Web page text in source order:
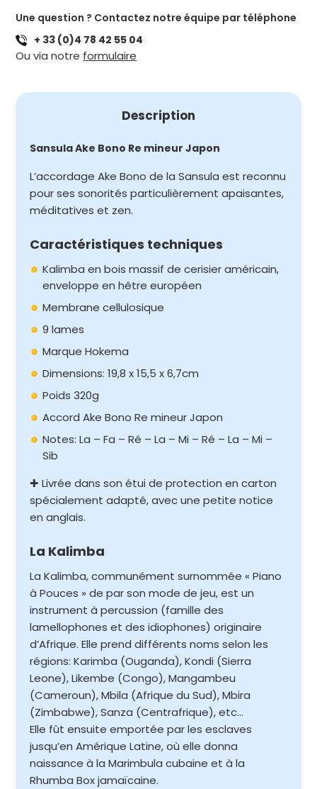
BONO
RE
MINEUR
Une question ? Contactez notre équipe par téléphone
+ 33 (0)4 78 42 55 04
Ou via notre formulaire
Description
Sansula Ake Bono Re mineur Japon
L’accordage Ake Bono de la Sansula est reconnu
pour ses sonorités particulièrement apaisantes,
méditatives et zen.
Caractéristiques techniques
Kalimba en bois massif de cerisier américain,
enveloppe en hêtre européen
Membrane cellulosique
9 lames
Marque Hokema
Dimensions: 19,8 x 15,5 x 6,7cm
Poids 320g
Accord Ake Bono Re mineur Japon
Notes: La – Fa – Ré – La – Mi – Ré – La – Mi –
Sib
✚ Livrée dans son étui de protection en carton
spécialement adapté, avec une petite notice
en anglais.
La Kalimba
La Kalimba, communément surnommée « Piano
à Pouces » de par son mode de jeu, est un
instrument à percussion (famille des
lamellophones et des idiophones) originaire
d’Afrique. Elle prend différents noms selon les
régions: Karimba (Ouganda), Kondi (Sierra
Leone), Likembe (Congo), Mangambeu
(Cameroun), Mbila (Afrique du Sud), Mbira
(Zimbabwe), Sanza (Centrafrique), etc…
Elle fût ensuite emportée par les esclaves
jusqu’en Amérique Latine, où elle donna
naissance à la Marimbula cubaine et à la
Rhumba Box jamaïcaine.